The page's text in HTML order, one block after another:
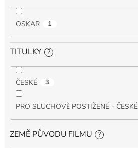
OSKAR 1
TITULKY ?
ČESKÉ 3
PRO SLUCHOVĚ POSTIŽENÉ - ČESKÉ
ZEMĚ PŮVODU FILMU ?